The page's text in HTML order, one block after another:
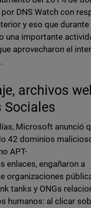
DNS Watch con
y eso que durante
una importante
aprovecharon el
archivos
Sociales
Microsoft anunció
42 dominios
APT-
enlaces, engañaron a
organizaciones
tanks y ONGs
humanos: al clicar